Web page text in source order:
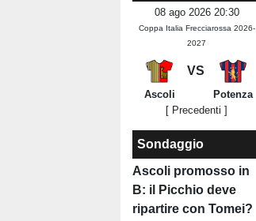
08 ago 2026 20:30
Coppa Italia Frecciarossa 2026-
2027
VS
Ascoli
Potenza
[ Precedenti ]
Sondaggio
Ascoli promosso in
B: il Picchio deve
ripartire con Tomei?